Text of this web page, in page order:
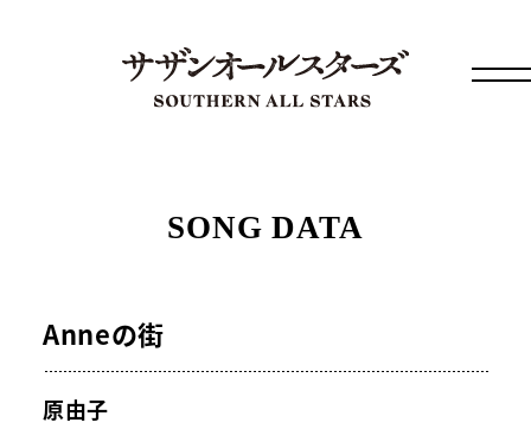
SONG DATA
Anneの街
原由子